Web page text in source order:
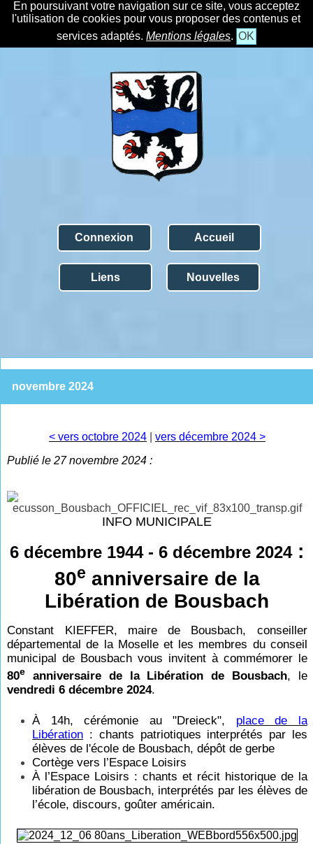
En poursuivant votre navigation sur ce site, vous acceptez
l'utilisation de cookies pour vous proposer des contenus et
services adaptés. Mentions légales. OK
Connexion Accueil
Liens Nouvelles
novembre 2024
< vers octobre 2024
vers décembre 2024 >
Publié le 27 novembre 2024 :
INFO MUNICIPALE
6 décembre 1944 - 6 décembre 2024:
80e anniversaire de la
Libération de Bousbach
Constant KIEFFER, maire de Bousbach, conseiller
départemental de la Moselle et les membres du conseil
municipal de Bousbach vous invitent à commémorer le
80e anniversaire de la Libération de Bousbach, le
vendredi 6 décembre 2024.
À 14h, cérémonie au "Dreieck", place de la
Libération : chants patriotiques interprétés par les
élèves de l'école de Bousbach, dépôt de gerbe
Cortège vers l’Espace Loisirs
À l’Espace Loisirs : chants et récit historique de la
libération de Bousbach, interprétés par les élèves de
l’école, discours, goûter américain.